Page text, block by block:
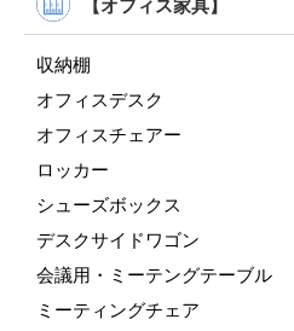
【オフィス家具】
収納棚
オフィスデスク
オフィスチェアー
ロッカー
シューズボックス
デスクサイドワゴン
会議用・ミーテングテーブル
ミーティングチェア